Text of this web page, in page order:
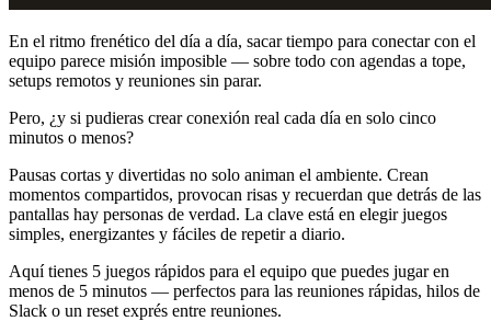
En el ritmo frenético del día a día, sacar tiempo para conectar con el
equipo parece misión imposible — sobre todo con agendas a tope,
setups remotos y reuniones sin parar.
Pero, ¿y si pudieras crear conexión real cada día en solo cinco
minutos o menos?
Pausas cortas y divertidas no solo animan el ambiente. Crean
momentos compartidos, provocan risas y recuerdan que detrás de las
pantallas hay personas de verdad. La clave está en elegir juegos
simples, energizantes y fáciles de repetir a diario.
Aquí tienes 5 juegos rápidos para el equipo que puedes jugar en
menos de 5 minutos — perfectos para las reuniones rápidas, hilos de
Slack o un reset exprés entre reuniones.